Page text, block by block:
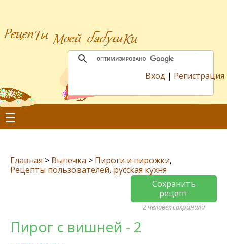
Вход | Регистрация
☰
Главная > Выпечка > Пироги и пирожки,
Рецепты пользователей, русская кухня
Сохранить
рецепт
2 человек сохранили
Пирог с вишней - 2